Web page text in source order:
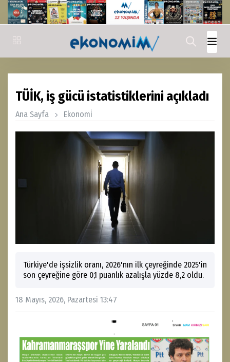
TÜİK, iş gücü istatistiklerini açıkladı
Ana Sayfa Ekonomi̇
Türkiye'de işsizlik oranı, 2026'nın ilk çeyreğinde 2025'in
son çeyreğine göre 0,1 puanlık azalışla yüzde 8,2 oldu.
18 Mayıs, 2026, Pazartesi 13:47